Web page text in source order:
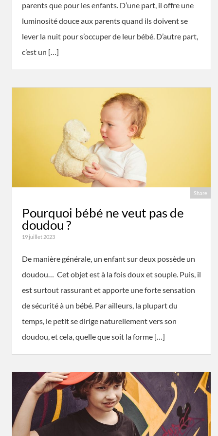
parents que pour les enfants. D’une part, il offre une
luminosité douce aux parents quand ils doivent se
lever la nuit pour s’occuper de leur bébé. D’autre part,
c’est un […]
Share
Pourquoi bébé ne veut pas de
doudou ?
19 juillet 2023
De manière générale, un enfant sur deux possède un
doudou… Cet objet est à la fois doux et souple. Puis, il
est surtout rassurant et apporte une forte sensation
de sécurité à un bébé. Par ailleurs, la plupart du
temps, le petit se dirige naturellement vers son
doudou, et cela, quelle que soit la forme […]